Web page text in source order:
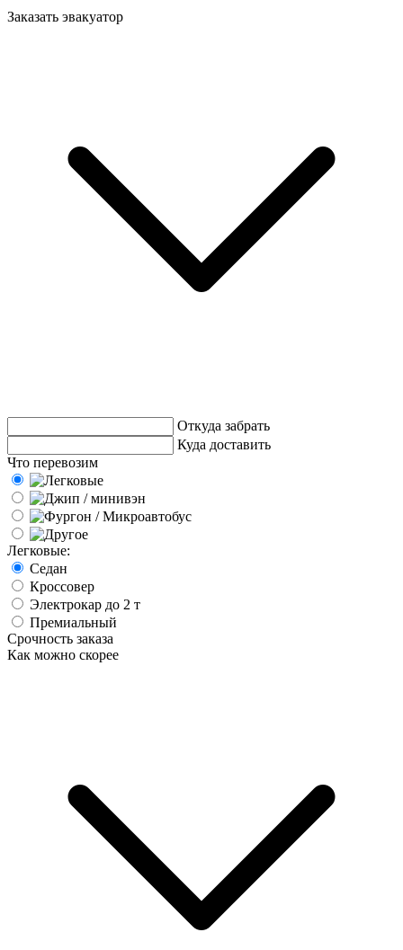
Заказать эвакуатор
Откуда забрать
Куда доставить
Что перевозим
Легковые:
Седан
Кроссовер
Электрокар до 2 т
Премиальный
Срочность заказа
Как можно скорее